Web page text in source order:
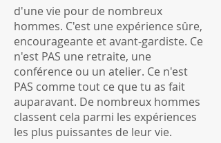
d'une vie pour de nombreux
hommes. C'est une expérience sûre,
encourageante et avant-gardiste. Ce
n'est PAS une retraite, une
conférence ou un atelier. Ce n'est
PAS comme tout ce que tu as fait
auparavant. De nombreux hommes
classent cela parmi les expériences
les plus puissantes de leur vie.